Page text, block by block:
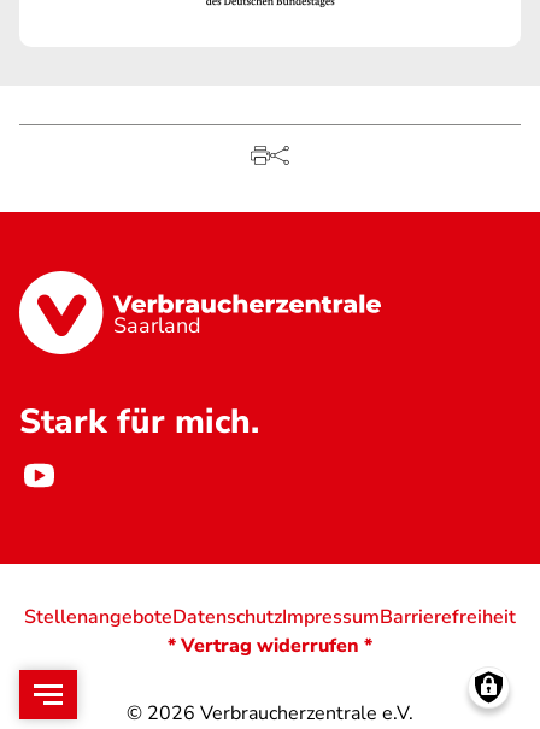
Saarland
Stark für mich.
© 2026 Verbraucherzentrale e.V.
StellenangeboteDatenschutzImpressumBarrierefreiheit
* Vertrag widerrufen *